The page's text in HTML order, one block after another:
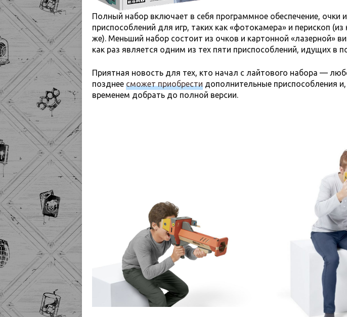
Полный набор включает в себя программное обеспечение, очки
приспособлений для игр, таких как «фотокамера» и перископ (из
же). Меньший набор состоит из очков и картонной «лазерной»
как раз является одним из тех пяти приспособлений, идущих в
Приятная новость для тех, кто начал с лайтового набора —
позднее сможет приобрести дополнительные приспособления
временем добрать до полной версии.